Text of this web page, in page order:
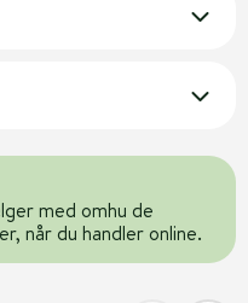
med omhu de
når du handler online.